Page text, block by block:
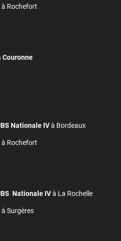
à Rochefort
Couronne
Nationale IVà Bordeaux
à Rochefort
Nationale IVà La Rochelle
à Surgères